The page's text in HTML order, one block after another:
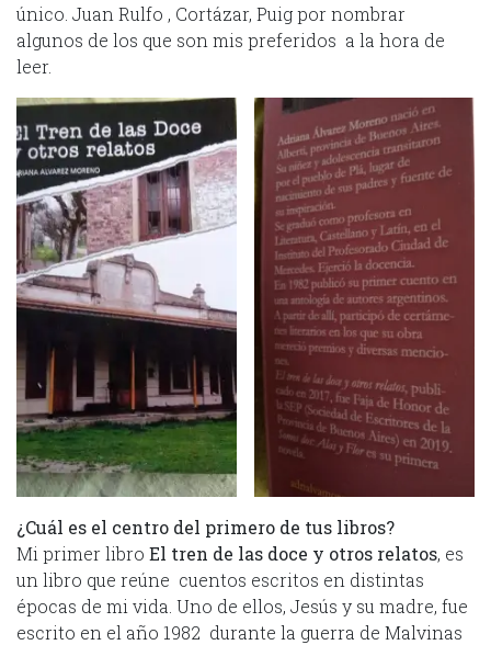
único. Juan Rulfo , Cortázar, Puig por nombrar
algunos de los que son mis preferidos a la hora de
leer.
¿Cuál es el centro del primero de tus libros?
Mi primer libro El tren de las doce y otros relatos, es
un libro que reúne cuentos escritos en distintas
épocas de mi vida. Uno de ellos, Jesús y su madre, fue
escrito en el año 1982 durante la guerra de Malvinas